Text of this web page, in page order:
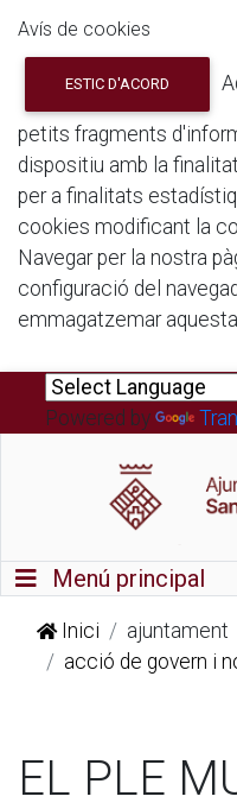
Avís de cookies
ESTIC D'ACORD
petits fragments
dispositiu amb la
per a finalitats
cookies modificant la
Navegar per la nostra
configuració del
emmagatzemar
Powered by
Commutador de
Menú principal
Inici
ajuntament
acció de govern i
EL PLE